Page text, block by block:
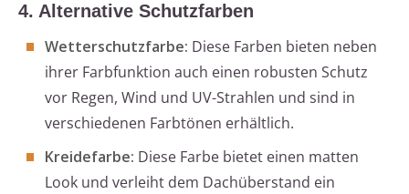
4. Alternative Schutzfarben
Wetterschutzfarbe: Diese Farben bieten neben
ihrer Farbfunktion auch einen robusten Schutz
vor Regen, Wind und UV-Strahlen und sind in
verschiedenen Farbtönen erhältlich.
Kreidefarbe: Diese Farbe bietet einen matten
Look und verleiht dem Dachüberstand ein